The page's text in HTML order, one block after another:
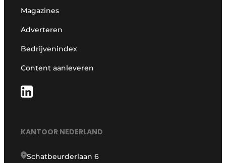
Magazines
Adverteren
Bedrijvenindex
Content aanleveren
KANTOOR NEDERLAND
Schatbeurderlaan 6